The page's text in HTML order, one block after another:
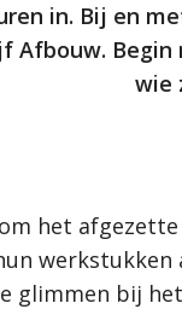
in. Bij en
Afbouw.
wie
het
glimmen bij